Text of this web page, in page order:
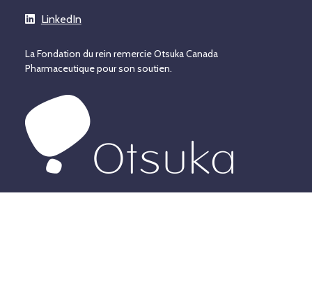
LinkedIn
La Fondation du rein remercie Otsuka Canada
Pharmaceutique pour son soutien.